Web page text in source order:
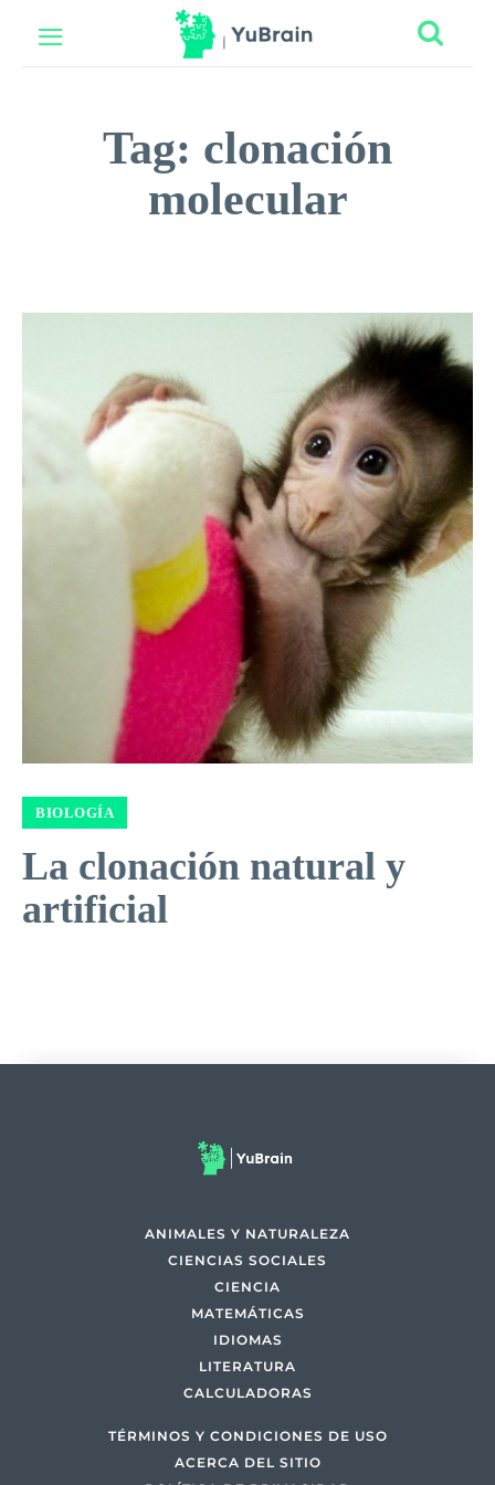
Tag: clonación
molecular
BIOLOGÍA
La clonación natural y
artificial
ANIMALES Y NATURALEZA
CIENCIAS SOCIALES
CIENCIA
MATEMÁTICAS
IDIOMAS
LITERATURA
CALCULADORAS
TÉRMINOS Y CONDICIONES DE USO
ACERCA DEL SITIO